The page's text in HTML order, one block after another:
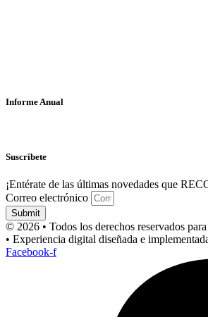
Informe Anual
Suscríbete
¡Entérate de las últimas novedades que
Correo electrónico
Submit
© 2026 • Todos los derechos reservados
• Experiencia digital diseñada e
Facebook-f